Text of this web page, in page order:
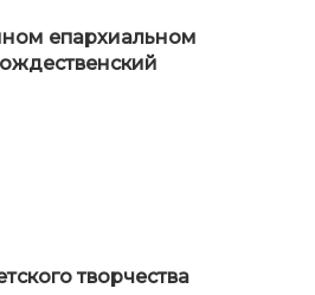
епархиальном
творчества